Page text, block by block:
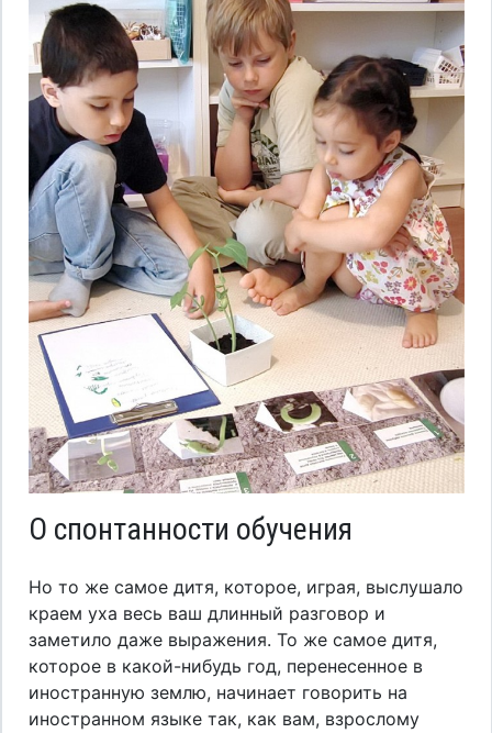
О спонтанности обучения
Но то же самое дитя, которое, играя, выслушало
краем уха весь ваш длинный разговор и
заметило даже выражения. То же самое дитя,
которое в какой-нибудь год, перенесенное в
иностранную землю, начинает говорить на
иностранном языке так, как вам, взрослому